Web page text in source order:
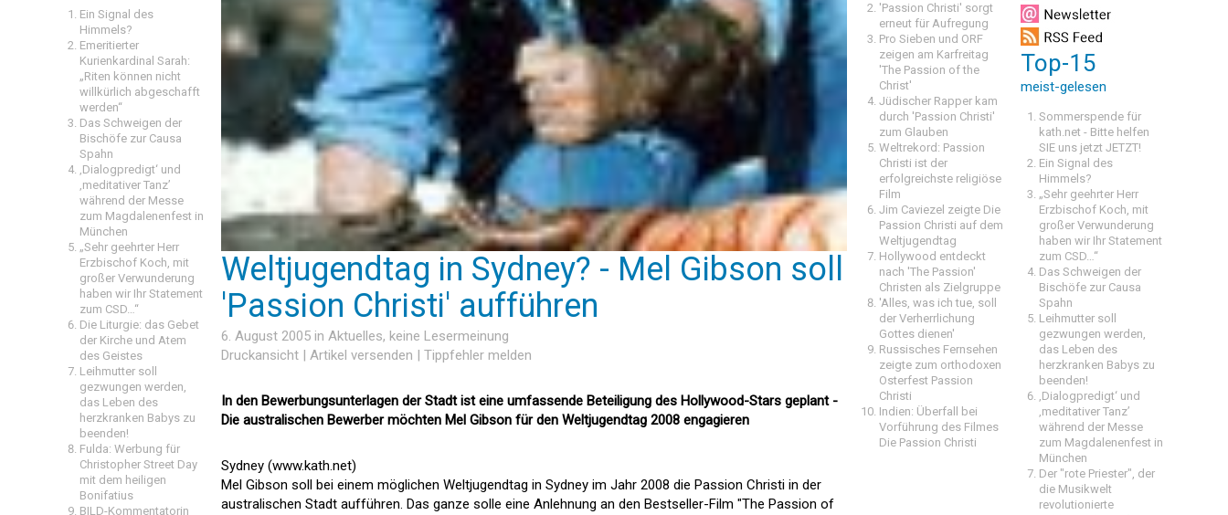
Ein Signal des
Himmels?
Emeritierter
Kurienkardinal Sarah:
„Riten können nicht
willkürlich abgeschafft
werden“
Das Schweigen der
Bischöfe zur Causa
Spahn
‚Dialogpredigt‘ und
‚meditativer Tanz’
während der Messe
zum Magdalenenfest in
München
„Sehr geehrter Herr
Erzbischof Koch, mit
großer Verwunderung
haben wir Ihr Statement
zum CSD…“
Die Liturgie: das Gebet
der Kirche und Atem
des Geistes
Leihmutter soll
gezwungen werden,
das Leben des
herzkranken Babys zu
beenden!
Fulda: Werbung für
Christopher Street Day
mit dem heiligen
Bonifatius
BILD-Kommentatorin
Weltjugendtag in Sydney? - Mel Gibson soll
'Passion Christi' aufführen
6. August 2005 in Aktuelles, keine Lesermeinung
Druckansicht | Artikel versenden | Tippfehler melden
In den Bewerbungsunterlagen der Stadt ist eine umfassende Beteiligung des Hollywood-Stars geplant -
Die australischen Bewerber möchten Mel Gibson für den Weltjugendtag 2008 engagieren
Sydney (www.kath.net)
Mel Gibson soll bei einem möglichen Weltjugendtag in Sydney im Jahr 2008 die Passion Christi in der
australischen Stadt aufführen. Das ganze solle eine Anlehnung an den Bestseller-Film "The Passion of
'Passion Christi' sorgt
erneut für Aufregung
Pro Sieben und ORF
zeigen am Karfreitag
'The Passion of the
Christ'
Jüdischer Rapper kam
durch 'Passion Christi'
zum Glauben
Weltrekord: Passion
Christi ist der
erfolgreichste religiöse
Film
Jim Caviezel zeigte Die
Passion Christi auf dem
Weltjugendtag
Hollywood entdeckt
nach 'The Passion'
Christen als Zielgruppe
'Alles, was ich tue, soll
der Verherrlichung
Gottes dienen'
Russisches Fernsehen
zeigte zum orthodoxen
Osterfest Passion
Christi
Indien: Überfall bei
Vorführung des Filmes
Die Passion Christi
Top-15
meist-gelesen
Sommerspende für
kath.net - Bitte helfen
SIE uns jetzt JETZT!
Ein Signal des
Himmels?
„Sehr geehrter Herr
Erzbischof Koch, mit
großer Verwunderung
haben wir Ihr Statement
zum CSD…“
Das Schweigen der
Bischöfe zur Causa
Spahn
Leihmutter soll
gezwungen werden,
das Leben des
herzkranken Babys zu
beenden!
‚Dialogpredigt‘ und
‚meditativer Tanz’
während der Messe
zum Magdalenenfest in
München
Der "rote Priester", der
die Musikwelt
revolutionierte